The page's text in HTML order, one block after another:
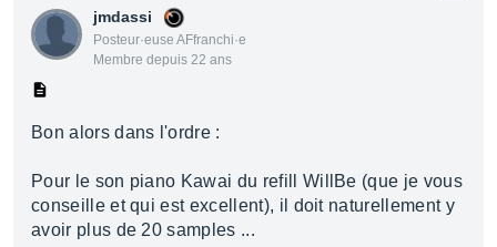
jmdassi
Posteur·euse AFfranchi·e
Membre depuis 22 ans
Bon alors dans l'ordre :
Pour le son piano Kawai du refill WillBe (que je vous
conseille et qui est excellent), il doit naturellement y
avoir plus de 20 samples ...